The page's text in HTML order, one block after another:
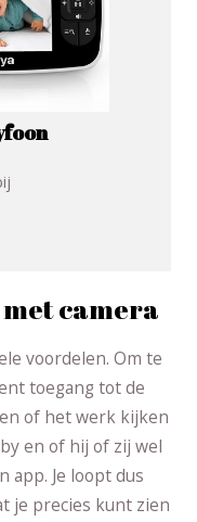
camera
voordelen. Om te
toegang tot de
of het werk kijken
en of hij of zij wel
app. Je loopt dus
je precies kunt zien